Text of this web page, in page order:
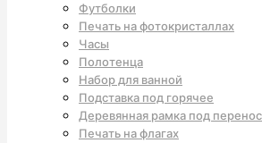
Футболки
Печать на фотокристаллах
Часы
Полотенца
Набор для ванной
Подставка под горячее
Деревянная рамка под
Печать на флагах